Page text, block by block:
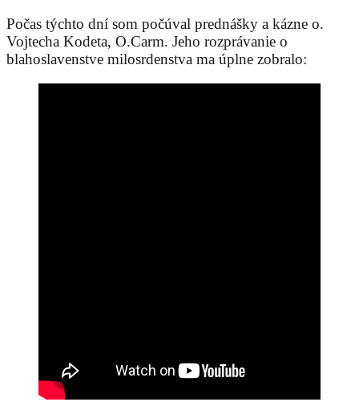
Počas týchto dní som počúval prednášky a kázne o.
Vojtecha Kodeta, O.Carm. Jeho rozprávanie o
blahoslavenstve milosrdenstva ma úplne zobralo: